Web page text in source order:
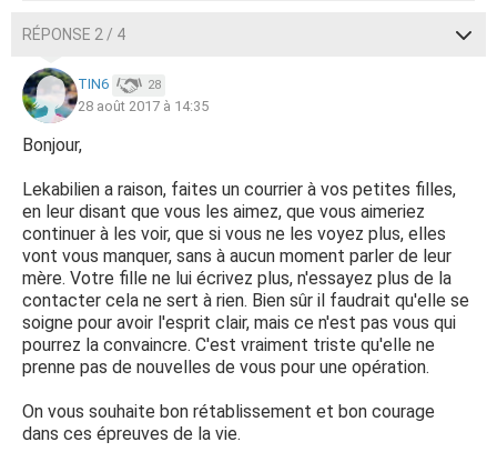
savent et je n'ai même pas eu un petit mot, mais je ne
fois.
Je vois vos réponses et vous avez raison, il faut qu'elle se
fasse soigner au niveau de l'alcool et je pense qu'elle doit
être bipolaire pour devenir une furie dangereuse par
moment, mais il est impensable pour elle d'aller se faire
suivre, car elle est normale et c'est moi, mon compagnon
et les autres qui ne le sont pas. Son papa a été mis au
courant et il condamne ce qu’elle vient de faire. Que dois
je faire ? C'est surtout le contact avec mes petites filles
qui me manque, dont l’ainée dont j'étais très proche.
Comme je le répète dans son travail et en société, elle
est agréable.
Merci de vos avis et réponses.
RÉPONSE 2 / 4
TIN6 28
28 août 2017 à 14:35
Bonjour,
Lekabilien a raison, faites un courrier à vos petites filles,
en leur disant que vous les aimez, que vous aimeriez
continuer à les voir, que si vous ne les voyez plus, elles
vont vous manquer, sans à aucun moment parler de leur
mère. Votre fille ne lui écrivez plus, n'essayez plus de la
contacter cela ne sert à rien. Bien sûr il faudrait qu'elle se
soigne pour avoir l'esprit clair, mais ce n'est pas vous qui
pourrez la convaincre. C'est vraiment triste qu'elle ne
prenne pas de nouvelles de vous pour une opération.
On vous souhaite bon rétablissement et bon courage
dans ces épreuves de la vie.